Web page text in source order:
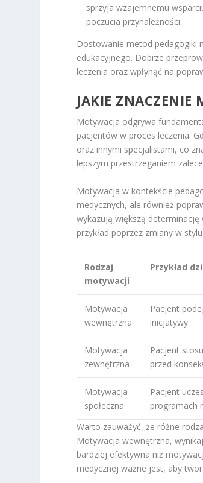
sprzyja wzajemnemu
poczucia przynależności.
Dostowanie metod pedagogiki
edukacyjnego. Dobrze
leczenia oraz wpłynąć na
JAKIE ZNACZENIE
Motywacja odgrywa
pacjentów w proces leczenia.
oraz innymi specjalistami, co
lepszym przestrzeganiem
Motywacja w kontekście
medycznych, ale również
wykazują większą
przykład poprzez zmiany w
Rodzaj
motywacji
Przykład
Motywacja
wewnętrzna
Pacjent
inicjatywy
Motywacja
zewnętrzna
Pacjent
przed
Motywacja
społeczna
Pacjent
programach
Warto zauważyć, że różne
Motywacja wewnętrzna,
bardziej efektywna niż
medycznej ważne jest, aby